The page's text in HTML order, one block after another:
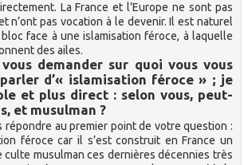
La France et l’Europe ne sont pas
n’ont pas vocation à le devenir. Il est naturel
face à une islamisation féroce, à laquelle
des ailes.
demander sur quoi vous vous
d’« islamisation féroce » ; je
et plus direct : selon vous, peut-
et musulman ?
répondre au premier point de votre question :
féroce car il s’est construit en France un
culte musulman ces dernières décennies très